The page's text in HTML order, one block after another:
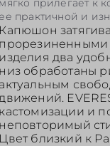
прилегает к
практичной и
два
обработаны
и
близкий к